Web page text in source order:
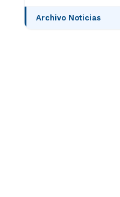
Archivo Noticias